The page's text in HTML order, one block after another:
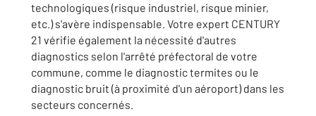
technologiques (risque industriel, risque minier,
etc.) s'avère indispensable. Votre expert CENTURY
21 vérifie également la nécessité d'autres
diagnostics selon l'arrêté préfectoral de votre
commune, comme le diagnostic termites ou le
diagnostic bruit (à proximité d'un aéroport) dans les
secteurs concernés.